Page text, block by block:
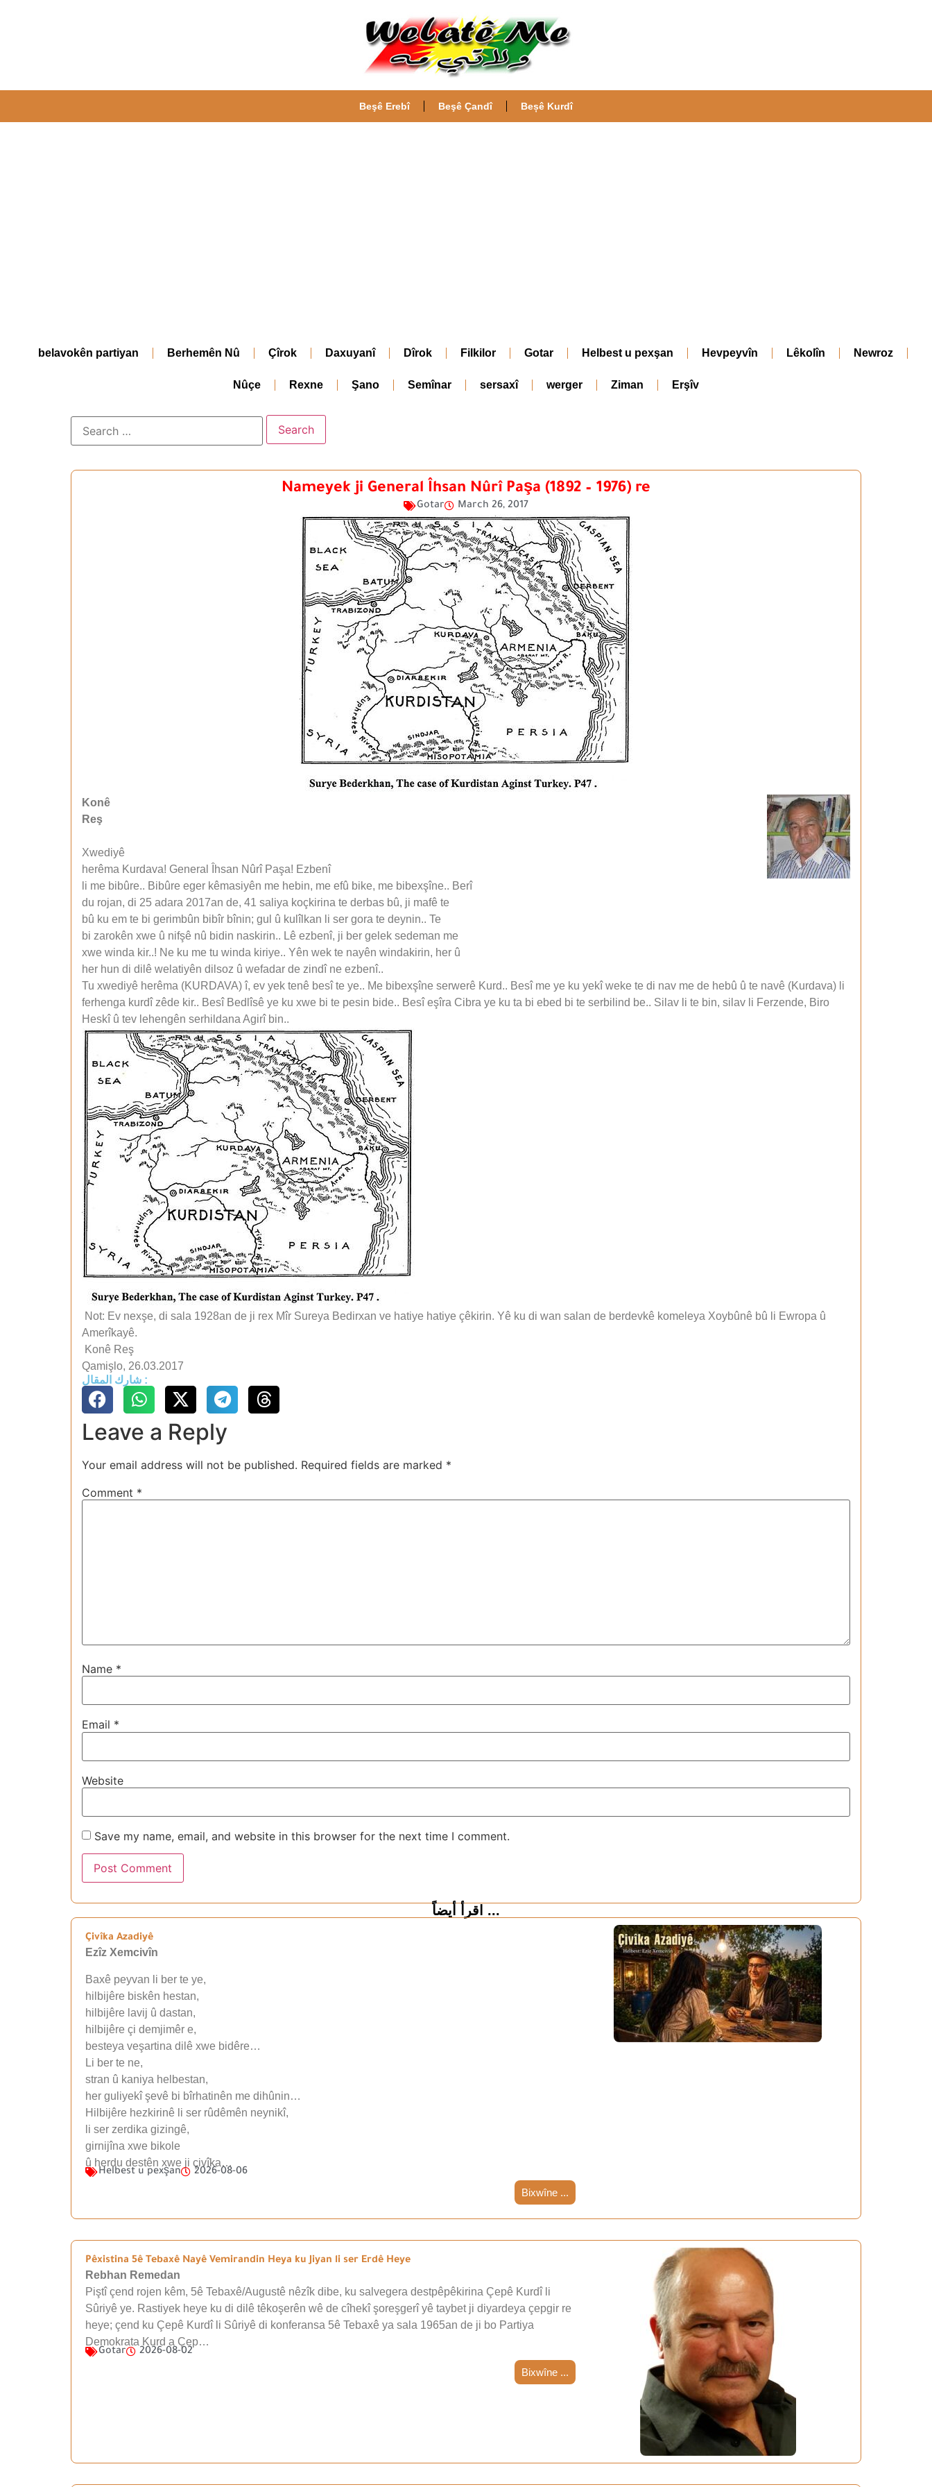
Beşê Erebî Beşê Çandî Beșê Kurdî
belavokên partiyan Berhemên Nû Çîrok Daxuyanî Dîrok Filkilor Gotar Helbest u pexşan Hevpeyvîn Lêkolîn Newroz
Nûçe Rexne Şano Semînar sersaxî werger Ziman Erşîv
Nameyek ji General Îhsan Nûrî Paşa (1892 – 1976) re
Gotar March 26, 2017
Konê
Reş
Xwediyê
herêma Kurdava! General Îhsan Nûrî Paşa! Ezbenî
li me bibûre.. Bibûre eger kêmasiyên me hebin, me efû bike, me bibexşîne.. Berî
du rojan, di 25 adara 2017an de, 41 saliya koçkirina te derbas bû, ji mafê te
bû ku em te bi gerimbûn bibîr bînin; gul û kulîlkan li ser gora te deynin.. Te
bi zarokên xwe û nifşê nû bidin naskirin.. Lê ezbenî, ji ber gelek sedeman me
xwe winda kir..! Ne ku me tu winda kiriye.. Yên wek te nayên windakirin, her û
her hun di dilê welatiyên dilsoz û wefadar de zindî ne ezbenî..
Tu xwediyê herêma (KURDAVA) î, ev yek tenê besî te ye.. Me bibexşîne serwerê Kurd.. Besî me ye ku yekî weke te di nav me de hebû û te navê (Kurdava) li
ferhenga kurdî zêde kir.. Besî Bedlîsê ye ku xwe bi te pesin bide.. Besî eşîra Cibra ye ku ta bi ebed bi te serbilind be.. Silav li te bin, silav li Ferzende, Biro
Heskî û tev lehengên serhildana Agirî bin..
Not: Ev nexşe, di sala 1928an de ji rex Mîr Sureya Bedirxan ve hatiye hatiye çêkirin. Yê ku di wan salan de berdevkê komeleya Xoybûnê bû li Ewropa û
Amerîkayê.
Konê Reş
Qamişlo, 26.03.2017
شارك المقال :
Leave a Reply
Your email address will not be published. Required fields are marked *
Comment *
Name *
Email *
Website
Save my name, email, and website in this browser for the next time I comment.
اقرأ أيضاً ...
Çivîka Azadiyê
Ezîz Xemcivîn
Baxê peyvan li ber te ye,
hilbijêre biskên hestan,
hilbijêre lavij û dastan,
hilbijêre çi demjimêr e,
besteya veşartina dilê xwe bidêre…
Li ber te ne,
stran û kaniya helbestan,
her guliyekî şevê bi bîrhatinên me dihûnin…
Hilbijêre hezkirinê li ser rûdêmên neynikî,
li ser zerdika gizingê,
girnijîna xwe bikole
û herdu destên xwe ji çivîka…
Helbest u pexşan 2026-08-06
Bixwîne ...
Pêxistina 5ê Tebaxê Nayê Vemirandin Heya ku Jiyan li ser Erdê Heye
Rebhan Remedan
Piştî çend rojen kêm, 5ê Tebaxê/Augustê nêzîk dibe, ku salvegera destpêpêkirina Çepê Kurdî li
Sûriyê ye. Rastiyek heye ku di dilê têkoşerên wê de cîhekî şoreşgerî yê taybet ji diyardeya çepgir re
heye; çend ku Çepê Kurdî li Sûriyê di konferansa 5ê Tebaxê ya sala 1965an de ji bo Partiya
Demokrata Kurd a Çep…
Gotar 2026-08-02
Bixwîne ...